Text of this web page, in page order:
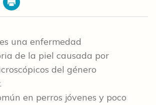
Print
una enfermedad
de la piel causada por
del género
.
en perros jóvenes y poco